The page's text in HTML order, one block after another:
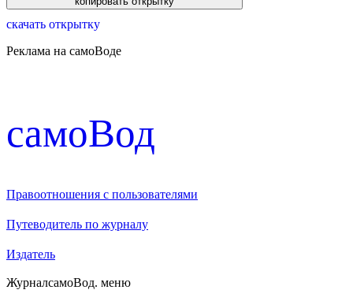
скачать открытку
Реклама на самоВоде
cамоВод
Правоотношения с пользователями
Путеводитель по журналу
Издатель
ЖурналсамоВод. меню